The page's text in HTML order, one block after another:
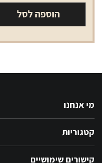
בירה
מלכה
הוספה לסל
מי אנחנו
קטגוריות
קישורים שימושיים